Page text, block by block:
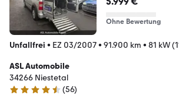
Ohne Bewertung
Unfallfrei • EZ 03/2007• 91.900 km • 81 kW
ASL Automobile
34266 Niestetal
(56)